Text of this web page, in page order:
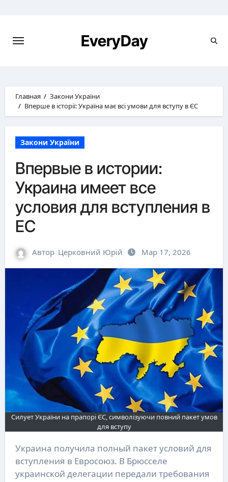
EveryDay
Главная
Закони України
Вперше в історії: Україна має всі умови для вступу в ЄС
Закони України
Впервые в истории:
Украина имеет все
условия для вступления в
ЕС
Автор Церковний Юрій Мар 17, 2026
Силует України на прапорі ЄС, символізуючи повний пакет умов
для вступу
Украина получила полный пакет условий для
вступления в Евросоюз. В Брюсселе
украинской делегации передали требования